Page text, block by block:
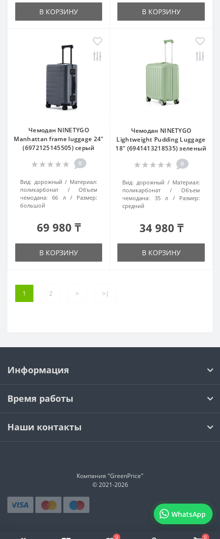
0 0
В КОРЗИНУ В КОРЗИНУ
Чемодан NINETYGO
Manhattan frame luggage 24"
(6972125145505) серый
0
Вид: дорожный
Материал:
поликарбонат
Объем
чемодана:
66 л
Размер:
большой
69 980 ₸
В КОРЗИНУ
Чемодан NINETYGO
Lightweight Pudding Luggage
18" (6941413218535) зеленый
0
Вид: дорожный
Материал:
поликарбонат
Объем
чемодана:
35 л
Размер:
средний
34 980 ₸
В КОРЗИНУ
1 2 > >|
WhatsApp
Информация
Время работы
Наши контакты
Компания "GreenPrice"
© 2021-2026